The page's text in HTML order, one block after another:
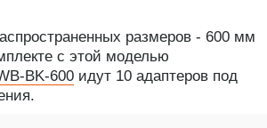
размеров - 600 мм
с этой моделью
BK-600 идут 10 адаптеров под